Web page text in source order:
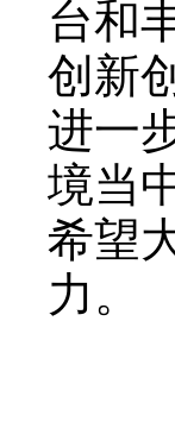
台和
创新
进一
境当
希望
力。